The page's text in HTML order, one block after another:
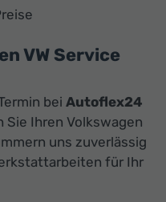
VW Service
bei Autoflex24
Sie Ihren Volkswagen
uns zuverlässig
für Ihr